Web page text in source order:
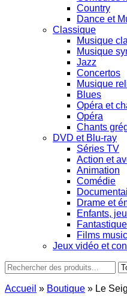
Country
Dance et
Classique
Musique
Musique
Jazz
Concertos
Musique
Blues
Opéra et
Opéra
Chants
DVD et Blu-ray
Séries TV
Action et
Animation
Comédie
Drame et
Enfants,
Fantastique
Films
Jeux vidéo et
Accueil » Boutique » Le